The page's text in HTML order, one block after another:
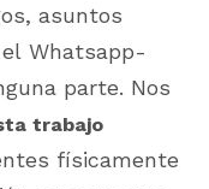
asuntos
Whatsapp-
parte. Nos
trabajo
físicamente